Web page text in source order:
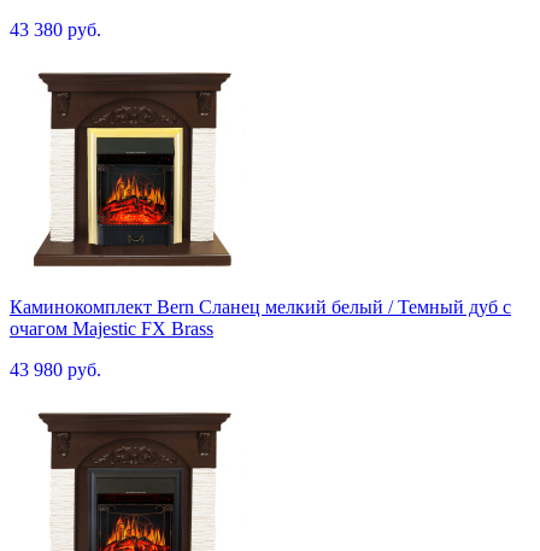
43 380 руб.
Каминокомплект Bern Сланец мелкий белый / Темный дуб с
очагом Majestic FX Brass
43 980 руб.